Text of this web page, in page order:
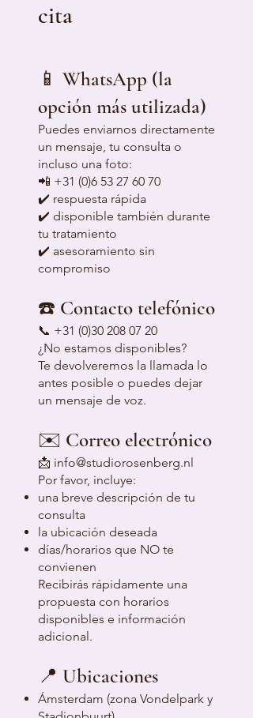
cita
📱 WhatsApp (la
opción más utilizada)
Puedes enviarnos directamente
un mensaje, tu consulta o
incluso una foto:
📲 +31 (0)6 53 27 60 70
✔️ respuesta rápida
✔️ disponible también durante
tu tratamiento
✔️ asesoramiento sin
compromiso
☎️ Contacto telefónico
📞 +31 (0)30 208 07 20
¿No estamos disponibles?
Te devolveremos la llamada lo
antes posible o puedes dejar
un mensaje de voz.
✉️ Correo electrónico
📩 info@studiorosenberg.nl
Por favor, incluye:
una breve descripción de tu
consulta
la ubicación deseada
días/horarios que NO te
convienen
Recibirás rápidamente una
propuesta con horarios
disponibles e información
adicional.
📍 Ubicaciones
Ámsterdam (zona Vondelpark y